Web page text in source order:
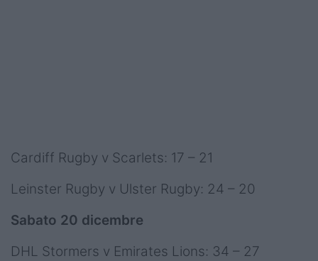
Cardiff Rugby v Scarlets: 17 – 21
Leinster Rugby v Ulster Rugby: 24 – 20
Sabato 20 dicembre
DHL Stormers v Emirates Lions: 34 – 27